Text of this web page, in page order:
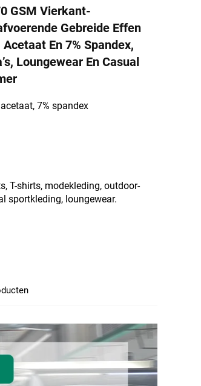
GSM Vierkant-
Gebreide Effen
En 7% Spandex,
Loungewear En Casual
7% spandex
T-shirts, modekleding, outdoor-
sportkleding, loungewear.